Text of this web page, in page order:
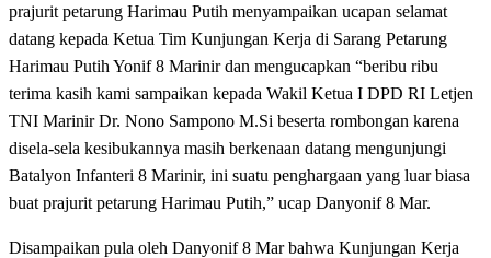
prajurit petarung Harimau Putih menyampaikan ucapan selamat
datang kepada Ketua Tim Kunjungan Kerja di Sarang Petarung
Harimau Putih Yonif 8 Marinir dan mengucapkan “beribu ribu
terima kasih kami sampaikan kepada Wakil Ketua I DPD RI Letjen
TNI Marinir Dr. Nono Sampono M.Si beserta rombongan karena
disela-sela kesibukannya masih berkenaan datang mengunjungi
Batalyon Infanteri 8 Marinir, ini suatu penghargaan yang luar biasa
buat prajurit petarung Harimau Putih,” ucap Danyonif 8 Mar.
Disampaikan pula oleh Danyonif 8 Mar bahwa Kunjungan Kerja